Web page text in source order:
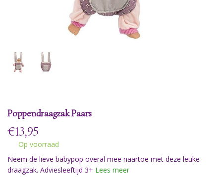
Poppendraagzak Paars
€13,95
Op voorraad
Neem de lieve babypop overal mee naartoe met deze leuke
draagzak. Adviesleeftijd 3+ Lees meer